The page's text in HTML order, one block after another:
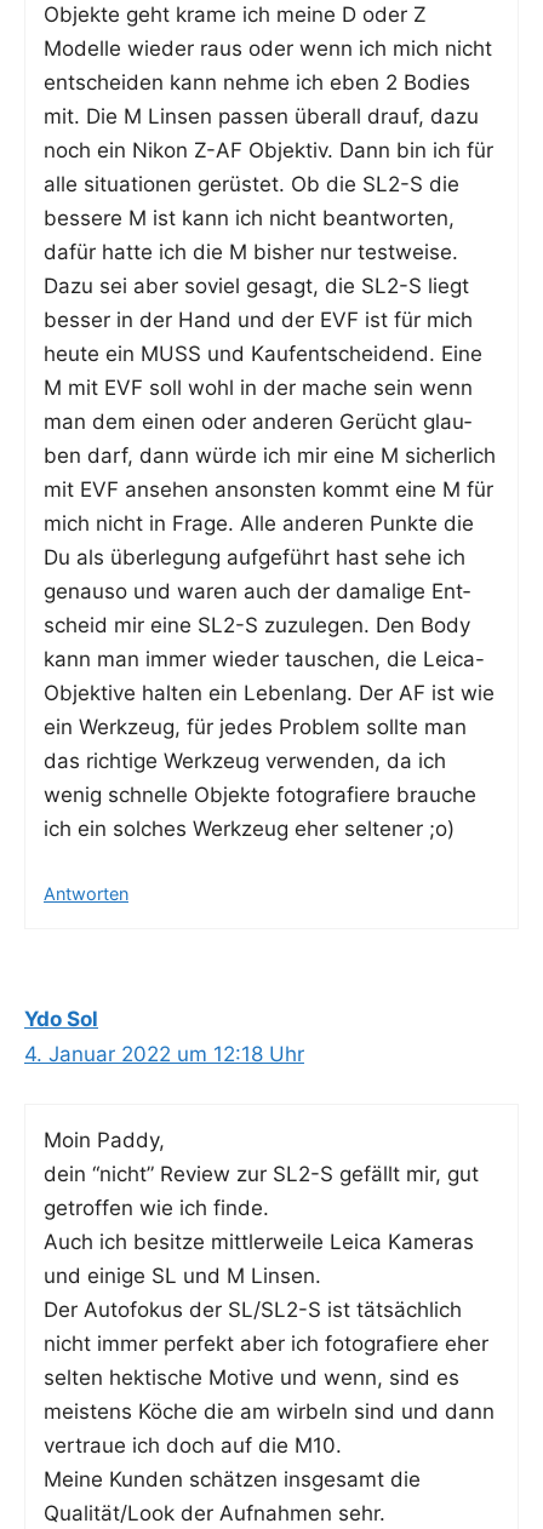
Objek­te geht kra­me ich mei­ne D oder Z
Model­le wie­der raus oder wenn ich mich nicht
ent­schei­den kann neh­me ich eben 2 Bodies
mit. Die M Lin­sen pas­sen über­all drauf, dazu
noch ein Nikon Z-AF Objek­tiv. Dann bin ich für
alle situa­tio­nen gerüs­tet. Ob die SL2-S die
bes­se­re M ist kann ich nicht beant­wor­ten,
dafür hat­te ich die M bis­her nur test­wei­se.
Dazu sei aber soviel gesagt, die SL2-S liegt
bes­ser in der Hand und der EVF ist für mich
heu­te ein MUSS und Kauf­ent­schei­dend. Eine
M mit EVF soll wohl in der mache sein wenn
man dem einen oder ande­ren Gerücht glau­
ben darf, dann wür­de ich mir eine M sicher­lich
mit EVF anse­hen ansons­ten kommt eine M für
mich nicht in Fra­ge. Alle ande­ren Punk­te die
Du als über­le­gung auf­ge­führt hast sehe ich
genau­so und waren auch der dama­li­ge Ent­
scheid mir eine SL2-S zuzu­le­gen. Den Body
kann man immer wie­der tau­schen, die Lei­ca-
Objek­ti­ve hal­ten ein Leben­lang. Der AF ist wie
ein Werk­zeug, für jedes Pro­blem soll­te man
das rich­ti­ge Werk­zeug ver­wen­den, da ich
wenig schnel­le Objek­te foto­gra­fie­re brau­che
ich ein sol­ches Werk­zeug eher sel­te­ner ;o)
Antworten
Ydo Sol
4. Januar 2022 um 12:18 Uhr
Moin Pad­dy,
dein “nicht” Review zur SL2-S gefällt mir, gut
getrof­fen wie ich finde.
Auch ich besit­ze mitt­ler­wei­le Lei­ca Kame­ras
und eini­ge SL und M Linsen.
Der Auto­fo­kus der SL/SL2-S ist tätsäch­lich
nicht immer per­fekt aber ich foto­gra­fie­re eher
sel­ten hek­ti­sche Moti­ve und wenn, sind es
meis­tens Köche die am wir­beln sind und dann
ver­traue ich doch auf die M10.
Mei­ne Kun­den schät­zen ins­ge­samt die
Qualität/Look der Auf­nah­men sehr.